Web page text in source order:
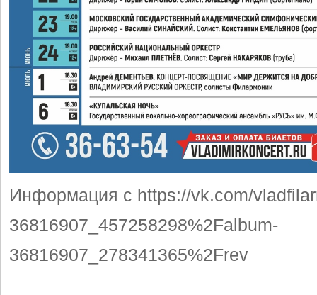
Информация с https://vk.com/
36816907_457258298%2Falbum-
36816907_278341365%2Frev